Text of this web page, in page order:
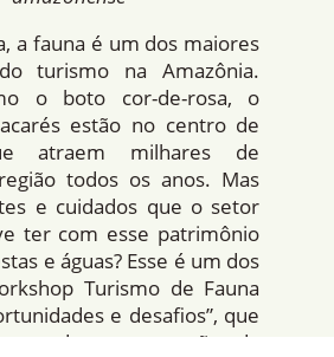
a fauna é um dos maiores
turismo na Amazônia.
o boto cor-de-rosa, o
estão no centro de
atraem milhares de
todos os anos. Mas
e cuidados que o setor
ter com esse patrimônio
e águas? Esse é um dos
Turismo de Fauna
e desafios”, que
da programação da